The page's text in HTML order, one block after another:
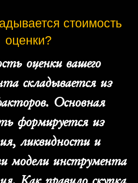
стоимость
оценки?
оценки вашего
складывается из
Основная
формируется из
ликвидности и
модели инструмента